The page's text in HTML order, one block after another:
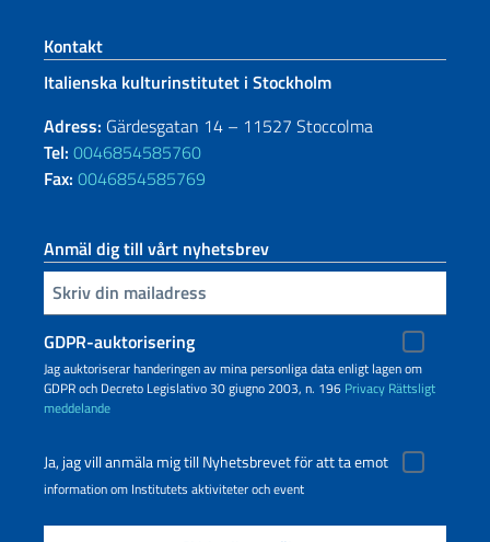
Footer section
Kontakt
Italienska kulturinstitutet i Stockholm
Adress: Gärdesgatan 14 – 11527 Stoccolma
Tel: 0046854585760
Fax: 0046854585769
Anmäl dig till vårt nyhetsbrev
Infoga din e-post
GDPR-auktorisering
Jag auktoriserar handeringen av mina personliga data enligt lagen om
GDPR och Decreto Legislativo 30 giugno 2003, n. 196 Privacy Rättsligt
meddelande
Ja, jag vill anmäla mig till Nyhetsbrevet för att ta emot
information om Institutets aktiviteter och event